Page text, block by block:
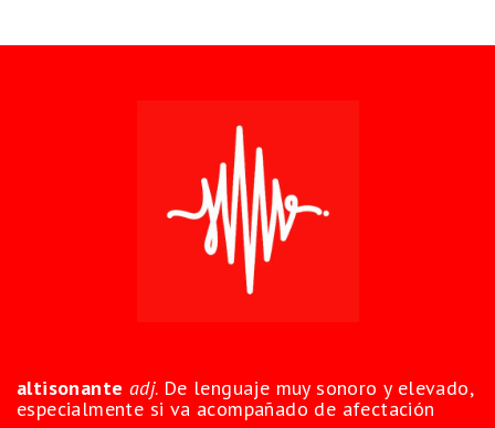
altisonante adj. De lenguaje muy sonoro y elevado,
especialmente si va acompañado de afectación